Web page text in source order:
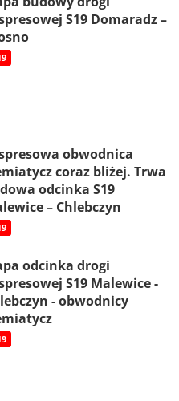
S19 Domaradz –
obwodnica
coraz bliżej. Trwa
odcinka S19
– Chlebczyn
odcinka drogi
S19 Malewice -
- obwodnicy